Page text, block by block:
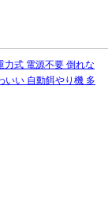
力式 電源不要 倒れな
いい 自動餌やり機 多